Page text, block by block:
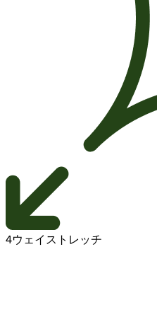
4ウェイストレッチ